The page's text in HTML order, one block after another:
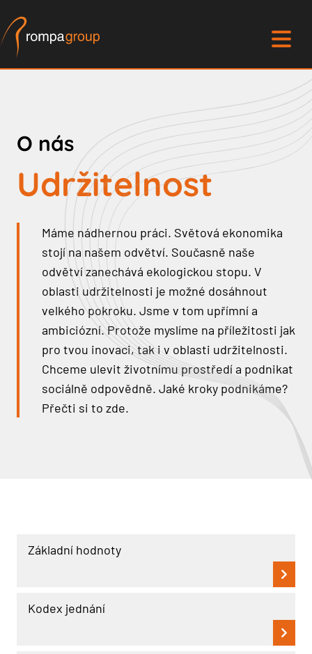
O nás
Udržitelnost
Máme nádhernou práci. Světová ekonomika
stojí na našem odvětví. Současně naše
odvětví zanechává ekologickou stopu. V
oblasti udržitelnosti je možné dosáhnout
velkého pokroku. Jsme v tom upřímní a
ambiciózní. Protože myslíme na příležitosti jak
pro tvou inovaci, tak i v oblasti udržitelnosti.
Chceme ulevit životnímu prostředí a podnikat
sociálně odpovědně. Jaké kroky podnikáme?
Přečti si to zde.
Základní hodnoty
Kodex jednání